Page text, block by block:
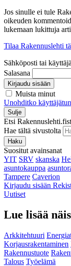
Jos sinulle ei tule
oikeuden
lukemaan lukittuja
Tilaa Rakennuslehti
Sähköposti tai
Salasana
Kirjaudu sisään
Muista minut
Unohditko
Sulje
Etsi
Hae tältä sivustolta
Haku
Suositut avainsanat
YIT SRV skanska
asuntokauppa
Tampere Caverion
Kirjaudu sisään
Uutiset
Lue lisää
Arkkitehtuuri
Korjausrakentaminen
Rakennustuote
Talous Työelämä